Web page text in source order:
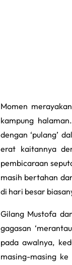
Momen
kampung
dengan ‘pulang’
erat kaitannya
pembicaraan
masih bertahan
di hari besar
Gilang Mustofa
gagasan
pada awalnya,
masing-masing